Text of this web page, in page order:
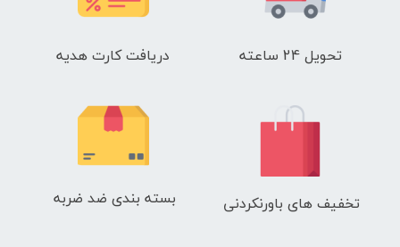
تحویل 24 ساعته دریافت کارت هدیه
تخفیف های باورنکردنی بسته بندی ضد ضربه